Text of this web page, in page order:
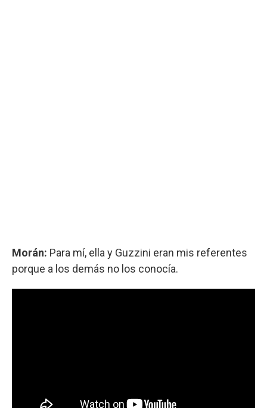
Morán: Para mí, ella y Guzzini eran mis referentes
porque a los demás no los conocía.